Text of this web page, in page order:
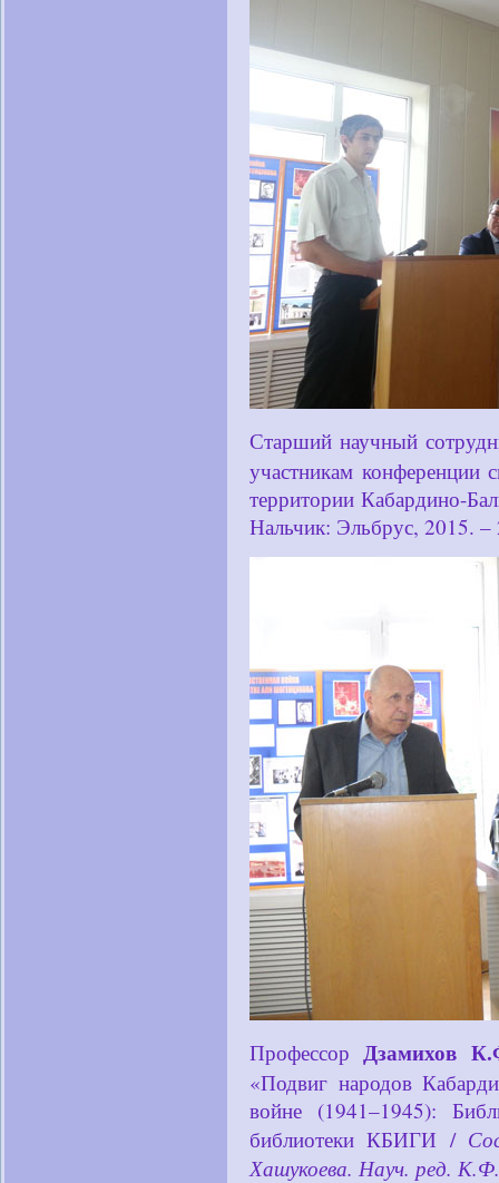
Старший научный
участникам конференции
территории Кабардино-
Нальчик: Эльбрус, 2015. –
ПрофессорДзамихов
«Подвиг народов
войне (1941–1945):
библиотеки КБИГИ /
Хашукоева. Науч. ред.